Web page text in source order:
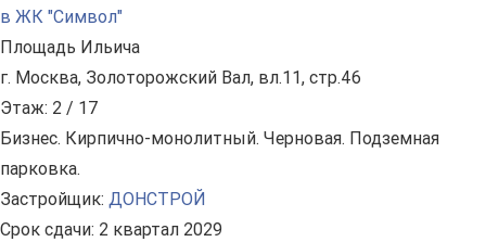
в ЖК "Символ"
Площадь Ильича
г. Москва, Золоторожский Вал, вл.11, стр.46
Этаж: 2 / 17
Бизнес. Кирпично-монолитный. Черновая. Подземная
парковка.
Застройщик: ДОНСТРОЙ
Срок сдачи: 2 квартал 2029